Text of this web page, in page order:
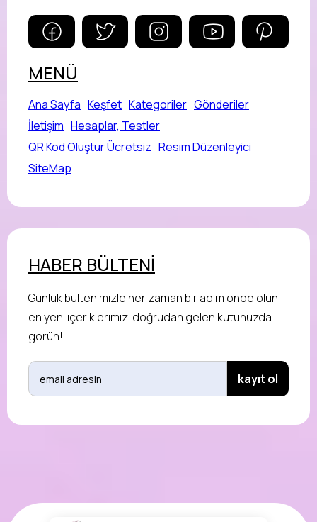
MENÜ
Ana Sayfa Keşfet Kategoriler Gönderiler
İletişim Hesaplar, Testler
QR Kod Oluştur Ücretsiz Resim Düzenleyici
SiteMap
HABER BÜLTENİ
Günlük bültenimizle her zaman bir adım önde olun,
en yeni içeriklerimizi doğrudan gelen kutunuzda
görün!